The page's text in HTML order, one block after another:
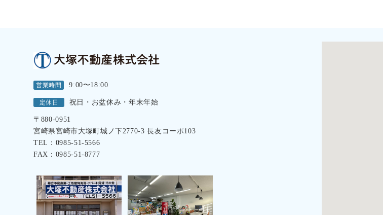
営業時間 9:00〜18:00
定休日 祝日・お盆休み・年末年始
〒880-0951
宮崎県宮崎市大塚町城ノ下2770-3 長友コーポ103
TEL： 0985-51-5566
FAX：0985-51-8777